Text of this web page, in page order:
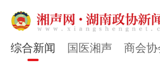
综合新闻 国医湘声 商会协